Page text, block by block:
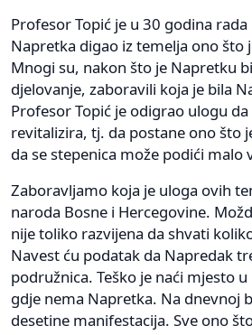
Profesor Topić je u 30 godina
Napretka digao iz temelja ono što
Mnogi su, nakon što je Napretku
djelovanje, zaboravili koja je bila
Profesor Topić je odigrao ulogu
revitalizira, tj. da postane ono što
da se stepenica može podići malo
Zaboravljamo koja je uloga ovih
naroda Bosne i Hercegovine.
nije toliko razvijena da shvati
Navest ću podatak da Napredak
podružnica. Teško je naći mjesto
gdje nema Napretka. Na dnevnoj
desetine manifestacija. Sve ono